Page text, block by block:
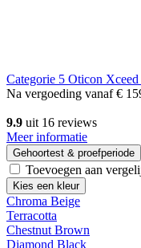
Categorie 5 Oticon Xceed
Na vergoeding vanaf€
9.9 uit 16 reviews
Meer informatie
Gehoortest & proefperiode
Toevoegen aan
Kies een kleur
Chroma Beige
Terracotta
Chestnut Brown
Diamond Black